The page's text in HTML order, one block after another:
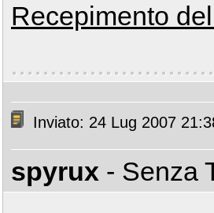
Recepimento
Inviato: 24 Lug 2007
spyrux - Senza